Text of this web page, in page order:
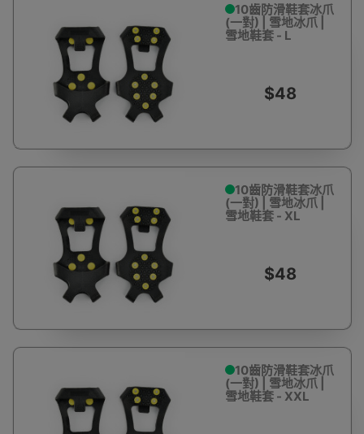
10齒防滑鞋套冰爪
(一對) | 雪地冰爪 |
雪地鞋套 - L
$48
10齒防滑鞋套冰爪
(一對) | 雪地冰爪 |
雪地鞋套 - XL
$48
10齒防滑鞋套冰爪
(一對) | 雪地冰爪 |
雪地鞋套 - XXL